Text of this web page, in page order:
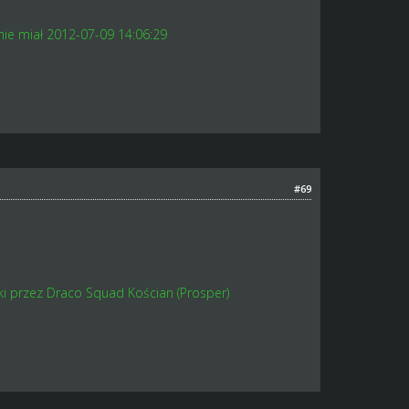
miał 2012-07-09 14:06:29
#69
przez Draco Squad Kościan (Prosper)